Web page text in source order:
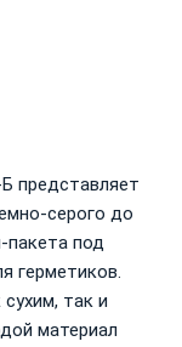
представляет
серого до
пакета под
герметиков.
так и
материал